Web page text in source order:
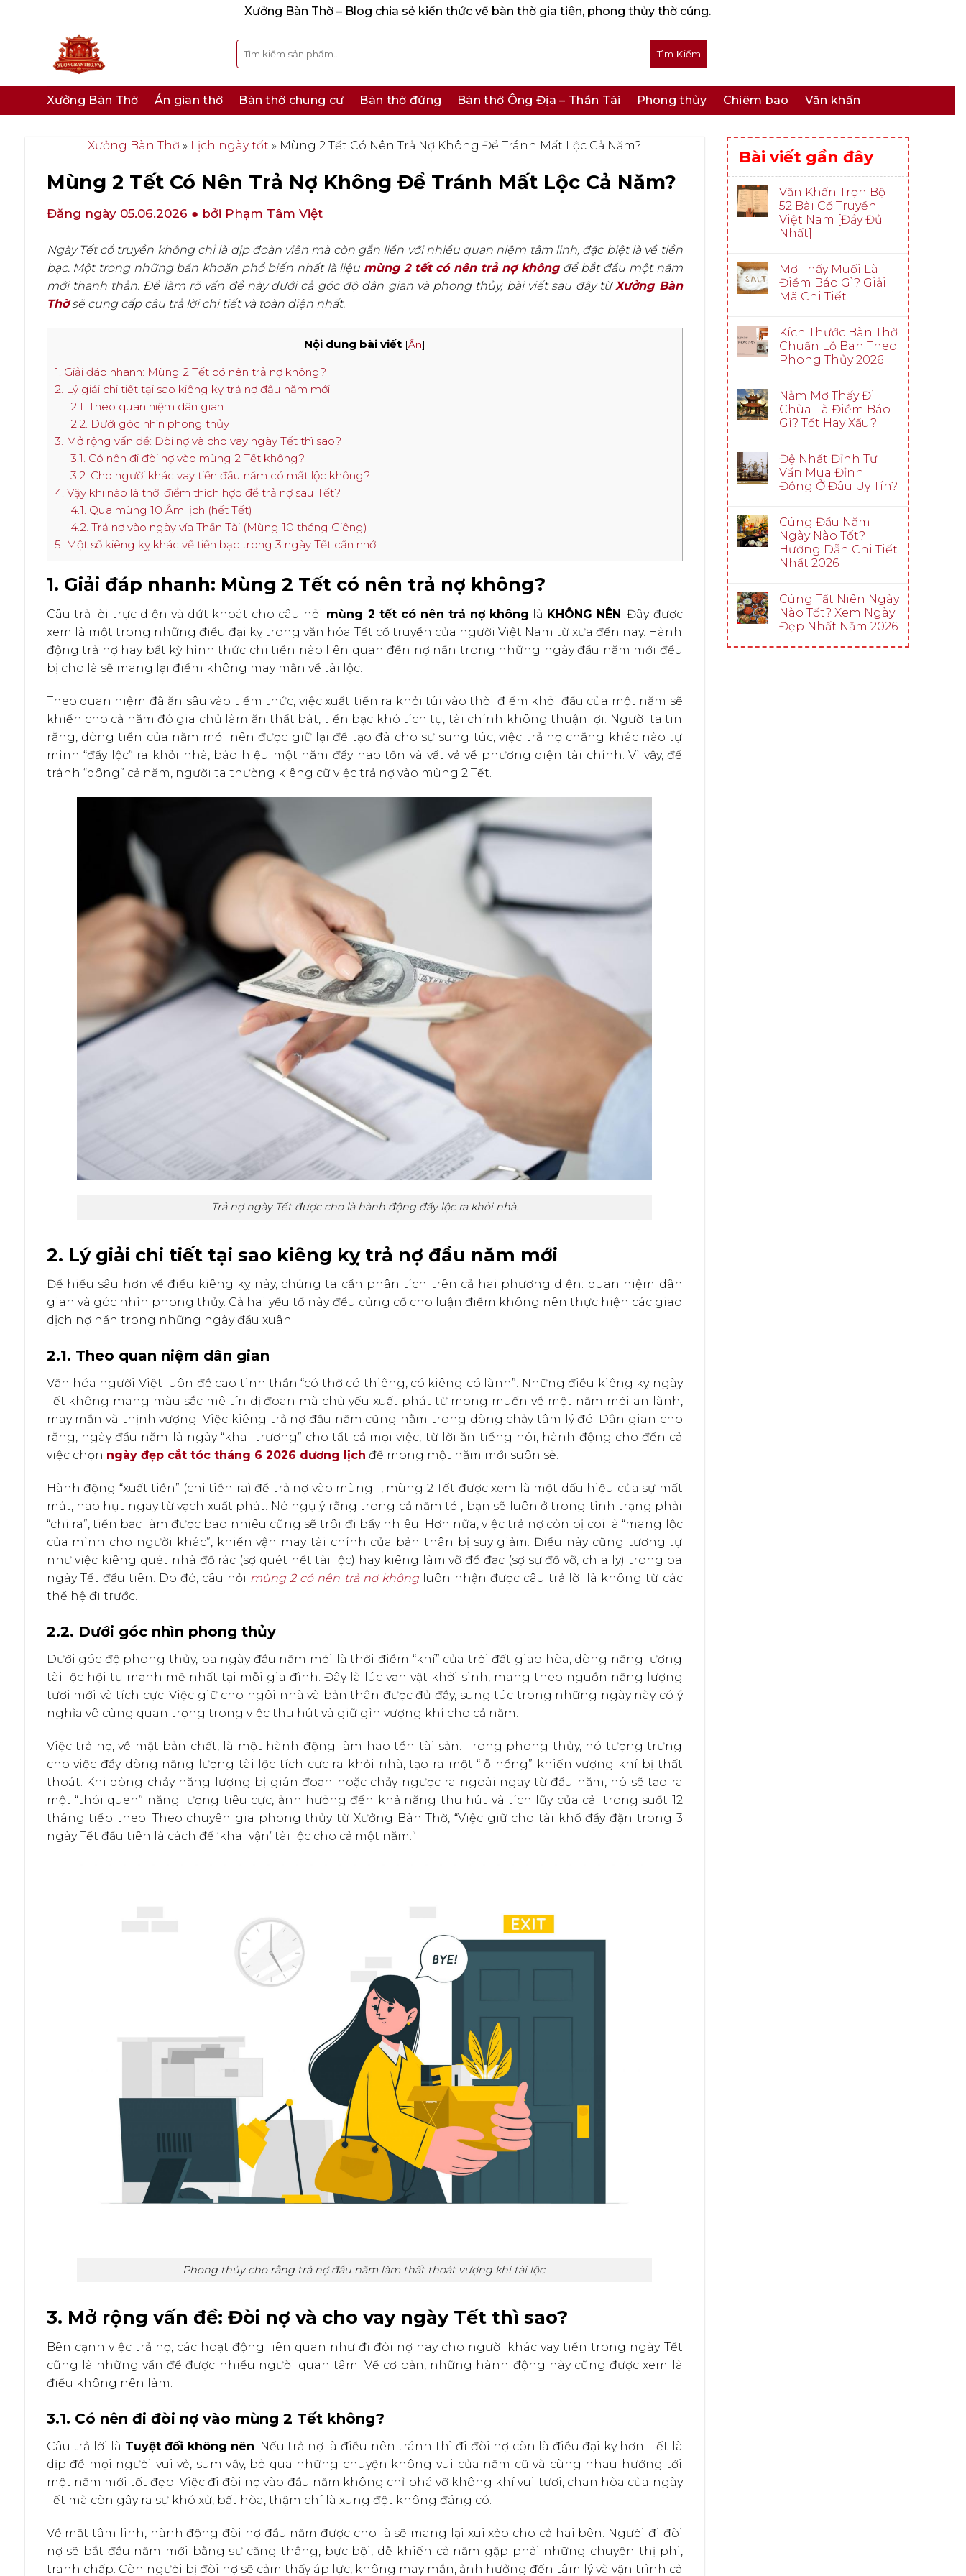
Xưởng Bàn Thờ – Blog chia sẻ kiến thức về bàn thờ gia tiên, phong thủy thờ cúng.
Tìm
kiếm:
Xưởng Bàn Thờ Án gian thờ Bàn thờ chung cư Bàn thờ đứng Bàn thờ Ông Địa – Thần Tài Phong thủy Chiêm bao Văn khấn
Xưởng Bàn Thờ » Lịch ngày tốt » Mùng 2 Tết Có Nên Trả Nợ Không Để Tránh Mất Lộc Cả Năm?
Mùng 2 Tết Có Nên Trả Nợ Không Để Tránh Mất Lộc Cả Năm?
Đăng ngày 05.06.2026 ● bởi Phạm Tâm Việt
Ngày Tết cổ truyền không chỉ là dịp đoàn viên mà còn gắn liền với nhiều quan niệm tâm linh, đặc biệt là về tiền
bạc. Một trong những băn khoăn phổ biến nhất là liệu mùng 2 tết có nên trả nợ khôngđể bắt đầu một năm
mới thanh thản. Để làm rõ vấn đề này dưới cả góc độ dân gian và phong thủy, bài viết sau đây từXưởng Bàn
Thờsẽ cung cấp câu trả lời chi tiết và toàn diện nhất.
Nội dung bài viết [Ẩn]
1. Giải đáp nhanh: Mùng 2 Tết có nên trả nợ không?
2. Lý giải chi tiết tại sao kiêng kỵ trả nợ đầu năm mới
2.1. Theo quan niệm dân gian
2.2. Dưới góc nhìn phong thủy
3. Mở rộng vấn đề: Đòi nợ và cho vay ngày Tết thì sao?
3.1. Có nên đi đòi nợ vào mùng 2 Tết không?
3.2. Cho người khác vay tiền đầu năm có mất lộc không?
4. Vậy khi nào là thời điểm thích hợp để trả nợ sau Tết?
4.1. Qua mùng 10 Âm lịch (hết Tết)
4.2. Trả nợ vào ngày vía Thần Tài (Mùng 10 tháng Giêng)
5. Một số kiêng kỵ khác về tiền bạc trong 3 ngày Tết cần nhớ
1. Giải đáp nhanh: Mùng 2 Tết có nên trả nợ không?
Câu trả lời trực diện và dứt khoát cho câu hỏi mùng 2 tết có nên trả nợ không là KHÔNG NÊN . Đây được
xem là một trong những điều đại kỵ trong văn hóa Tết cổ truyền của người Việt Nam từ xưa đến nay. Hành
động trả nợ hay bất kỳ hình thức chi tiền nào liên quan đến nợ nần trong những ngày đầu năm mới đều
bị cho là sẽ mang lại điềm không may mắn về tài lộc.
Theo quan niệm đã ăn sâu vào tiềm thức, việc xuất tiền ra khỏi túi vào thời điểm khởi đầu của một năm sẽ
khiến cho cả năm đó gia chủ làm ăn thất bát, tiền bạc khó tích tụ, tài chính không thuận lợi. Người ta tin
rằng, dòng tiền của năm mới nên được giữ lại để tạo đà cho sự sung túc, việc trả nợ chẳng khác nào tự
mình “đẩy lộc” ra khỏi nhà, báo hiệu một năm đầy hao tổn và vất vả về phương diện tài chính. Vì vậy, để
tránh “dông” cả năm, người ta thường kiêng cữ việc trả nợ vào mùng 2 Tết.
Trả nợ ngày Tết được cho là hành động đẩy lộc ra khỏi nhà.
2. Lý giải chi tiết tại sao kiêng kỵ trả nợ đầu năm mới
Để hiểu sâu hơn về điều kiêng kỵ này, chúng ta cần phân tích trên cả hai phương diện: quan niệm dân
gian và góc nhìn phong thủy. Cả hai yếu tố này đều củng cố cho luận điểm không nên thực hiện các giao
dịch nợ nần trong những ngày đầu xuân.
2.1. Theo quan niệm dân gian
Văn hóa người Việt luôn đề cao tinh thần “có thờ có thiêng, có kiêng có lành”. Những điều kiêng kỵ ngày
Tết không mang màu sắc mê tín dị đoan mà chủ yếu xuất phát từ mong muốn về một năm mới an lành,
may mắn và thịnh vượng. Việc kiêng trả nợ đầu năm cũng nằm trong dòng chảy tâm lý đó. Dân gian cho
rằng, ngày đầu năm là ngày “khai trương” cho tất cả mọi việc, từ lời ăn tiếng nói, hành động cho đến cả
việc chọn ngày đẹp cắt tóc tháng 6 2026 dương lịch để mong một năm mới suôn sẻ.
Hành động “xuất tiền” (chi tiền ra) để trả nợ vào mùng 1, mùng 2 Tết được xem là một dấu hiệu của sự mất
mát, hao hụt ngay từ vạch xuất phát. Nó ngụ ý rằng trong cả năm tới, bạn sẽ luôn ở trong tình trạng phải
“chi ra”, tiền bạc làm được bao nhiêu cũng sẽ trôi đi bấy nhiêu. Hơn nữa, việc trả nợ còn bị coi là “mang lộc
của mình cho người khác”, khiến vận may tài chính của bản thân bị suy giảm. Điều này cũng tương tự
như việc kiêng quét nhà đổ rác (sợ quét hết tài lộc) hay kiêng làm vỡ đồ đạc (sợ sự đổ vỡ, chia ly) trong ba
ngày Tết đầu tiên. Do đó, câu hỏi mùng 2 có nên trả nợ khôngluôn nhận được câu trả lời là không từ các
thế hệ đi trước.
2.2. Dưới góc nhìn phong thủy
Dưới góc độ phong thủy, ba ngày đầu năm mới là thời điểm “khí” của trời đất giao hòa, dòng năng lượng
tài lộc hội tụ mạnh mẽ nhất tại mỗi gia đình. Đây là lúc vạn vật khởi sinh, mang theo nguồn năng lượng
tươi mới và tích cực. Việc giữ cho ngôi nhà và bản thân được đủ đầy, sung túc trong những ngày này có ý
nghĩa vô cùng quan trọng trong việc thu hút và giữ gìn vượng khí cho cả năm.
Việc trả nợ, về mặt bản chất, là một hành động làm hao tổn tài sản. Trong phong thủy, nó tượng trưng
cho việc đẩy dòng năng lượng tài lộc tích cực ra khỏi nhà, tạo ra một “lỗ hổng” khiến vượng khí bị thất
thoát. Khi dòng chảy năng lượng bị gián đoạn hoặc chảy ngược ra ngoài ngay từ đầu năm, nó sẽ tạo ra
một “thói quen” năng lượng tiêu cực, ảnh hưởng đến khả năng thu hút và tích lũy của cải trong suốt 12
tháng tiếp theo. Theo chuyên gia phong thủy từ Xưởng Bàn Thờ, “Việc giữ cho tài khố đầy đặn trong 3
ngày Tết đầu tiên là cách để ‘khai vận’ tài lộc cho cả một năm.”
Phong thủy cho rằng trả nợ đầu năm làm thất thoát vượng khí tài lộc.
3. Mở rộng vấn đề: Đòi nợ và cho vay ngày Tết thì sao?
Bên cạnh việc trả nợ, các hoạt động liên quan như đi đòi nợ hay cho người khác vay tiền trong ngày Tết
cũng là những vấn đề được nhiều người quan tâm. Về cơ bản, những hành động này cũng được xem là
điều không nên làm.
3.1. Có nên đi đòi nợ vào mùng 2 Tết không?
Câu trả lời là Tuyệt đối không nên. Nếu trả nợ là điều nên tránh thì đi đòi nợ còn là điều đại kỵ hơn. Tết là
dịp để mọi người vui vẻ, sum vầy, bỏ qua những chuyện không vui của năm cũ và cùng nhau hướng tới
một năm mới tốt đẹp. Việc đi đòi nợ vào đầu năm không chỉ phá vỡ không khí vui tươi, chan hòa của ngày
Tết mà còn gây ra sự khó xử, bất hòa, thậm chí là xung đột không đáng có.
Về mặt tâm linh, hành động đòi nợ đầu năm được cho là sẽ mang lại xui xẻo cho cả hai bên. Người đi đòi
nợ sẽ bắt đầu năm mới bằng sự căng thẳng, bực bội, dễ khiến cả năm gặp phải những chuyện thị phi,
tranh chấp. Còn người bị đòi nợ sẽ cảm thấy áp lực, không may mắn, ảnh hưởng đến tâm lý và vận trình cả
Bài viết gần đây
Văn Khấn Trọn Bộ
52 Bài Cổ Truyền
Việt Nam [Đầy Đủ
Nhất]
Mơ Thấy Muối Là
Điềm Báo Gì? Giải
Mã Chi Tiết
Kích Thước Bàn Thờ
Chuẩn Lỗ Ban Theo
Phong Thủy 2026
Nằm Mơ Thấy Đi
Chùa Là Điềm Báo
Gì? Tốt Hay Xấu?
Đệ Nhất Đỉnh Tư
Vấn Mua Đỉnh
Đồng Ở Đâu Uy Tín?
Cúng Đầu Năm
Ngày Nào Tốt?
Hướng Dẫn Chi Tiết
Nhất 2026
Cúng Tất Niên Ngày
Nào Tốt? Xem Ngày
Đẹp Nhất Năm 2026